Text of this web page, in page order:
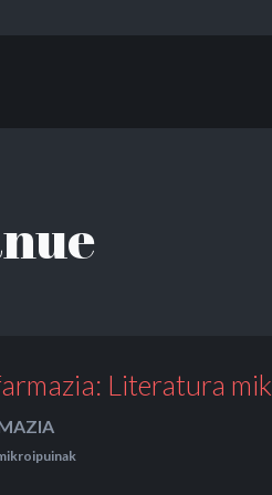
Literatura